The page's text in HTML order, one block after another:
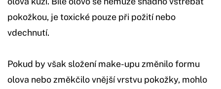
pokožkou, je toxické pouze při požití nebo
vdechnutí.
Pokud by však složení make-upu změnilo formu
olova nebo změkčilo vnější vrstvu pokožky, mohlo